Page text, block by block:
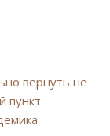
вернуть не
пункт